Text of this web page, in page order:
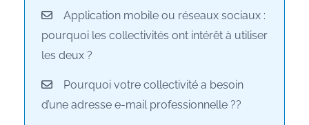
Application mobile ou réseaux sociaux :
pourquoi les collectivités ont intérêt à utiliser
les deux ?
Pourquoi votre collectivité a besoin
d’une adresse e-mail professionnelle ??